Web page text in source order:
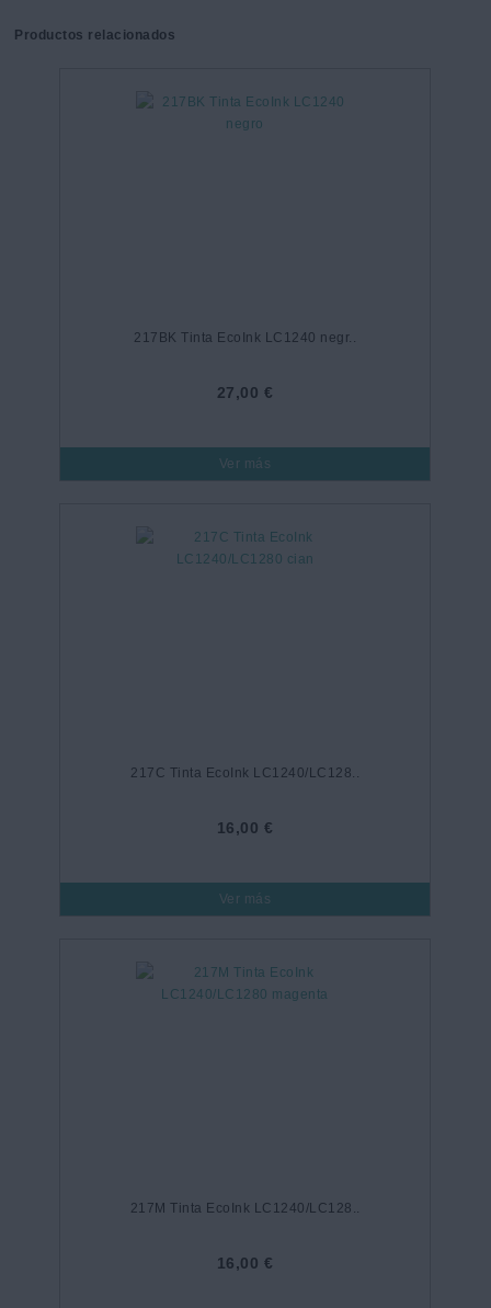
Productos relacionados
217BK Tinta EcoInk LC1240 negr..
27,00 €
Ver más
217C Tinta EcoInk LC1240/LC128..
16,00 €
Ver más
217M Tinta EcoInk LC1240/LC128..
16,00 €